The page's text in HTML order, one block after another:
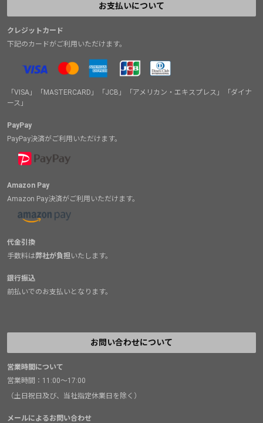
お支払いについて
クレジットカード
下記のカードがご利用いただけます。
「VISA」「MASTERCARD」「JCB」「アメリカン・エキスプレス」「ダイナ
ース」
PayPay
PayPay決済がご利用いただけます。
Amazon Pay
Amazon Pay決済がご利用いただけます。
代金引換
手数料は弊社が負担いたします。
銀行振込
前払いでのお支払いとなります。
お問い合わせについて
営業時間について
営業時間：11:00～17:00
（土日祝日及び、当社指定休業日を除く）
メールによるお問い合わせ